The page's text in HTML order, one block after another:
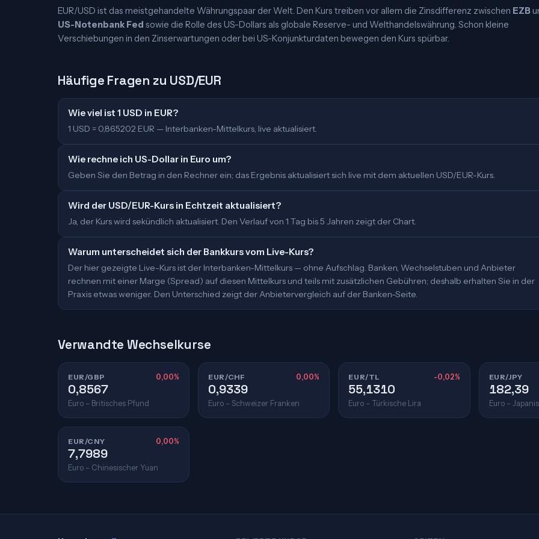
EUR/USD ist das meistgehandelte Währungspaar der Welt. Den Kurs treiben vor allem die Zinsdifferenz zwischen EZB
US-Notenbank Fed sowie die Rolle des US-Dollars als globale Reserve- und Welthandelswährung. Schon kleine
Verschiebungen in den Zinserwartungen oder bei US-Konjunkturdaten bewegen den Kurs spürbar.
Häufige Fragen zu USD/EUR
Wie viel ist 1 USD in EUR?
1 USD = 0,865202 EUR — Interbanken-Mittelkurs, live aktualisiert.
Wie rechne ich US-Dollar in Euro um?
Geben Sie den Betrag in den Rechner ein; das Ergebnis aktualisiert sich live mit dem aktuellen USD/EUR-Kurs.
Wird der USD/EUR-Kurs in Echtzeit aktualisiert?
Ja, der Kurs wird sekündlich aktualisiert. Den Verlauf von 1 Tag bis 5 Jahren zeigt der Chart.
Warum unterscheidet sich der Bankkurs vom Live-Kurs?
Der hier gezeigte Live-Kurs ist der Interbanken-Mittelkurs — ohne Aufschlag. Banken, Wechselstuben und Anbieter
rechnen mit einer Marge (Spread) auf diesen Mittelkurs und teils mit zusätzlichen Gebühren; deshalb erhalten Sie in der
Praxis etwas weniger. Den Unterschied zeigt der Anbietervergleich auf der Banken-Seite.
Verwandte Wechselkurse
EUR/GBP 0,00%
0,8567
Euro – Britisches Pfund
EUR/CHF 0,00%
0,9339
Euro – Schweizer Franken
EUR/TL -0,02%
55,1310
Euro – Türkische Lira
EUR/JPY
182,39
Euro –
EUR/CNY 0,00%
7,7989
Euro – Chinesischer Yuan